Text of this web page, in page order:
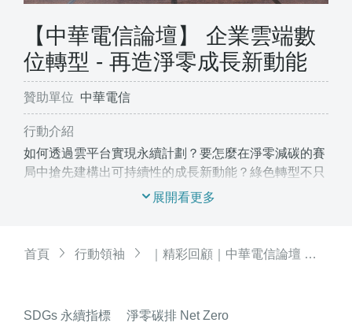
【中華電信論壇】 企業雲端數
位轉型 - 再造淨零成長新動能
贊助單位 中華電信
行動介紹
如何透過雲平台實現永續計劃？要怎麼在淨零減碳的賽
局中搶先建構出可持續性的成長新動能？綠色轉型不只
是企業的策略戰，更是跨產業的團體戰。
首頁 行動領袖 ｜精彩回顧｜中華電信論壇 共同為2050年淨零碳排努力
SDGs 永續指標 淨零碳排 Net Zero